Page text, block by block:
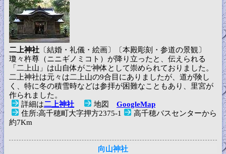
二上神社 〔結婚・礼儀・絵画〕〔本殿彫刻・参道の景観〕
瓊々杵尊（ニニギノミコト）が降り立ったと、伝えられる
「二上山」は山自体がご神体として崇められておりました。
二上神社は元々は二上山の9合目にありましたが、道が険し
く、特に冬の積雪時などは参拝が困難なこともあり、里宮が
作られました。
詳細は二上神社 地図 GoogleMap
住所:高千穂町大字押方2375-1
高千穂バスセンターから
約7Km
向山神社